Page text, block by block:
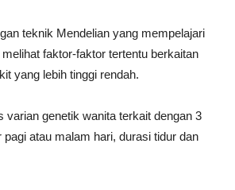
teknik Mendelian yang mempelajari
faktor-faktor tertentu berkaitan
yang lebih tinggi rendah.
varian genetik wanita terkait dengan 3
pagi atau malam hari, durasi tidur dan